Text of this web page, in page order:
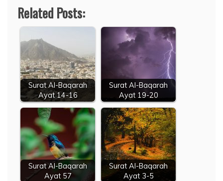
Related Posts:
Surat Al-Baqarah
Ayat 14-16
Surat Al-Baqarah
Ayat 19-20
Surat Al-Baqarah
Ayat 57
Surat Al-Baqarah
Ayat 3-5